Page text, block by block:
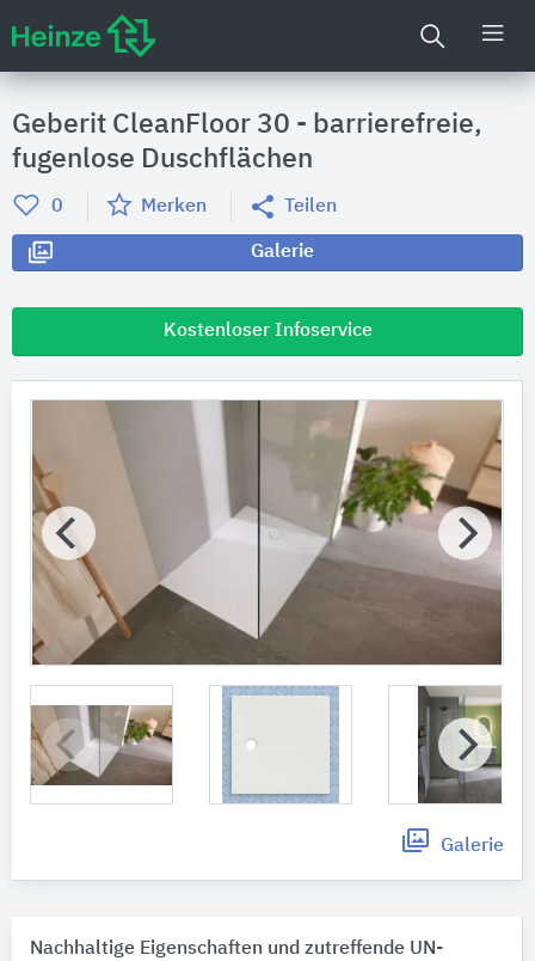
Geberit CleanFloor 30 - barrierefreie,
fugenlose Duschflächen
0 Merken Teilen
Galerie
Kostenloser Infoservice
Galerie
Nachhaltige Eigenschaften und zutreffende UN-